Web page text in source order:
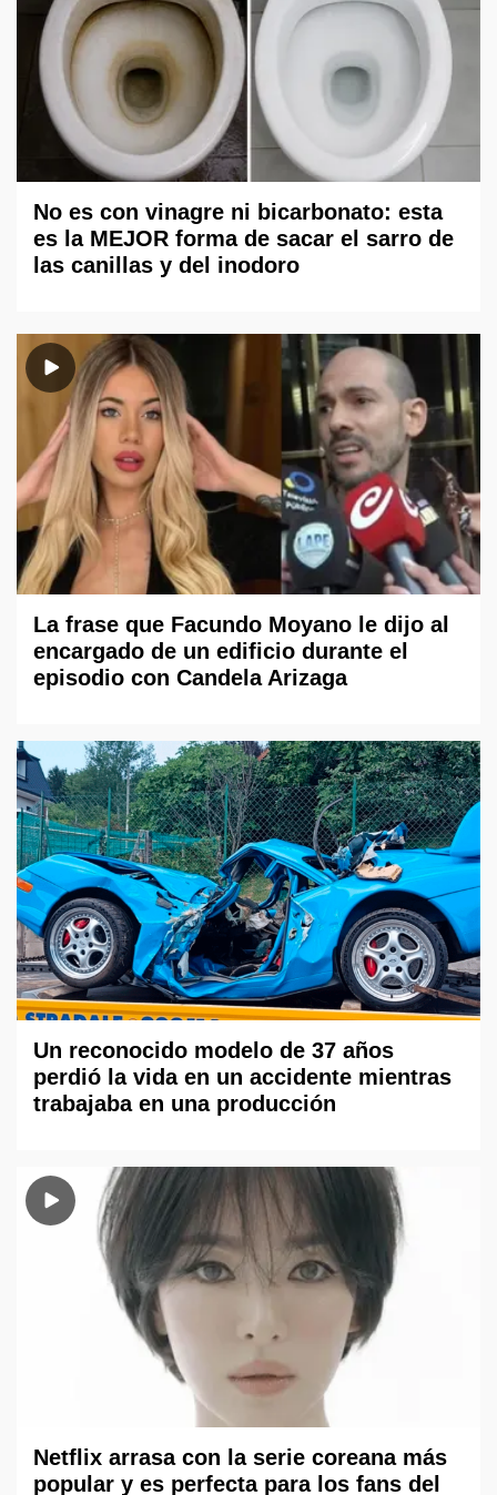
No es con vinagre ni bicarbonato: esta
es la MEJOR forma de sacar el sarro de
las canillas y del inodoro
La frase que Facundo Moyano le dijo al
encargado de un edificio durante el
episodio con Candela Arizaga
Un reconocido modelo de 37 años
perdió la vida en un accidente mientras
trabajaba en una producción
Netflix arrasa con la serie coreana más
popular y es perfecta para los fans del